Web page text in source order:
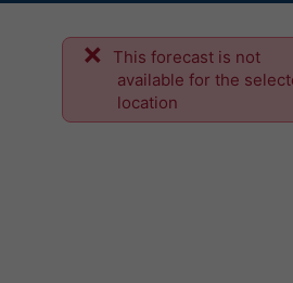
This forecast is not
available for the
location